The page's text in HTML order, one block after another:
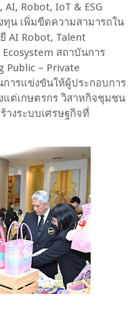
Robot, IoT & ESG
น เพิ่มขีดความสามารถใน
AI Robot, Talent
สถาบันการ
Public – Private
การแข่งขันให้ผู้ประกอบการ
แต่เกษตรกร วิสาหกิจชุมชน
างระบบเศรษฐกิจที่